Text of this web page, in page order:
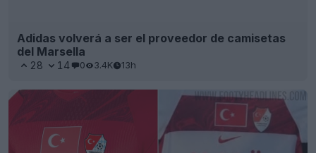
Adidas volverá a ser el proveedor de camisetas
del Marsella
28 14 0 3.4K 13h